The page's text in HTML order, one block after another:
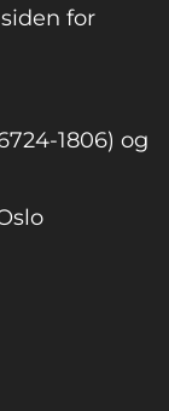
for
1806) og